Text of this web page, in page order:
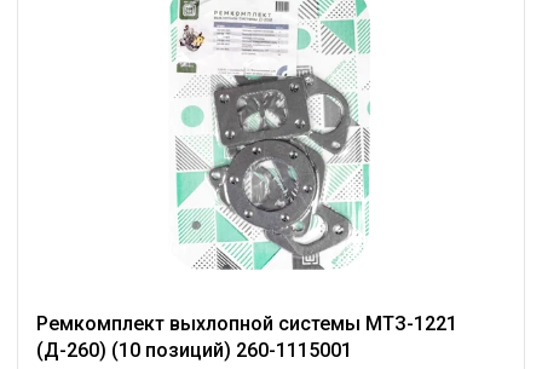
Ремкомплект выхлопной системы МТЗ-1221
(Д-260) (10 позиций) 260-1115001